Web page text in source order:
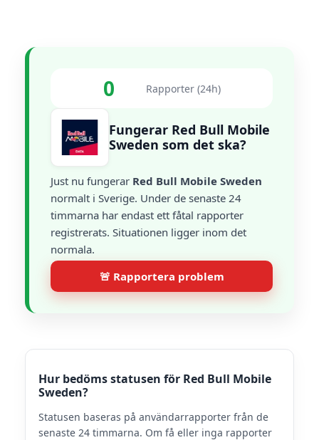
0 Rapporter (24h)
Fungerar Red Bull Mobile
Sweden som det ska?
Just nu fungerar Red Bull Mobile Sweden
normalt i Sverige. Under de senaste 24
timmarna har endast ett fåtal rapporter
registrerats. Situationen ligger inom det
normala.
🚨 Rapportera problem
Hur bedöms statusen för Red Bull Mobile
Sweden?
Statusen baseras på användarrapporter från de
senaste 24 timmarna. Om få eller inga rapporter